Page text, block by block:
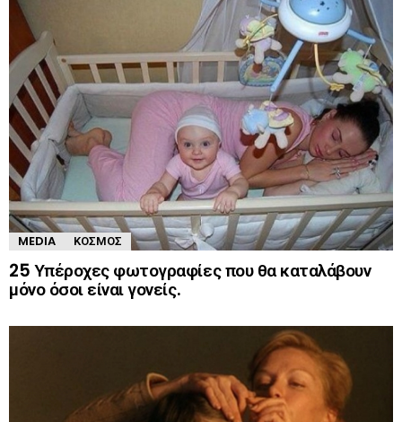
MEDIA ΚΌΣΜΟΣ
25 Υπέροχες φωτογραφίες που θα καταλάβουν
μόνο όσοι είναι γονείς.